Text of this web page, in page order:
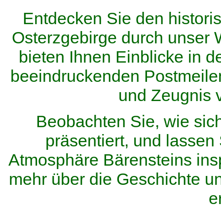
Entdecken Sie den
Osterzgebirge durch unser
bieten Ihnen Einblicke in
beeindruckenden
und Zeugnis
Beobachten Sie, wie
präsentiert, und
Atmosphäre Bärensteins
mehr über die Geschichte